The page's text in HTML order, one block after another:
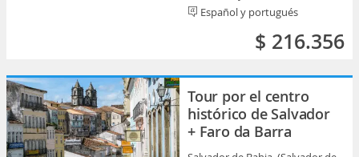
Español y portugués
$ 216.356
Tour por el centro
histórico de Salvador
+ Faro da Barra